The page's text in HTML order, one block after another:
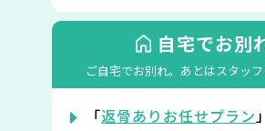
自宅でお別
ご自宅でお別れ。 あとはスタッフ
「返骨ありお任せプラン